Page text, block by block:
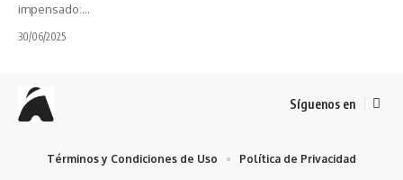
impensado:…
30/06/2025
Síguenos en
Términos y Condiciones de Uso Política de Privacidad